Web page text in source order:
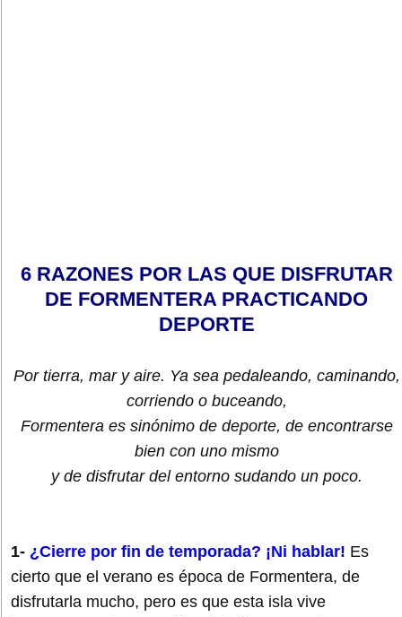
6 RAZONES POR LAS QUE DISFRUTAR
DE FORMENTERA PRACTICANDO
DEPORTE
Por tierra, mar y aire. Ya sea pedaleando, caminando,
corriendo o buceando,
Formentera es sinónimo de deporte, de encontrarse
bien con uno mismo
y de disfrutar del entorno sudando un poco.
1- ¿Cierre por fin de temporada? ¡Ni hablar! Es
cierto que el verano es época de Formentera, de
disfrutarla mucho, pero es que esta isla vive